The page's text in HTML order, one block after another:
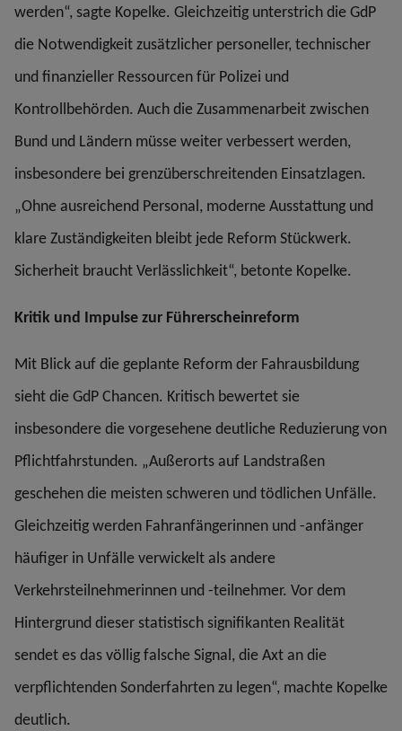
werden“, sagte Kopelke. Gleichzeitig unterstrich die GdP
die Notwendigkeit zusätzlicher personeller, technischer
und finanzieller Ressourcen für Polizei und
Kontrollbehörden. Auch die Zusammenarbeit zwischen
Bund und Ländern müsse weiter verbessert werden,
insbesondere bei grenzüberschreitenden Einsatzlagen.
„Ohne ausreichend Personal, moderne Ausstattung und
klare Zuständigkeiten bleibt jede Reform Stückwerk.
Sicherheit braucht Verlässlichkeit“, betonte Kopelke.
Kritik und Impulse zur Führerscheinreform
Mit Blick auf die geplante Reform der Fahrausbildung
sieht die GdP Chancen. Kritisch bewertet sie
insbesondere die vorgesehene deutliche Reduzierung von
Pflichtfahrstunden. „Außerorts auf Landstraßen
geschehen die meisten schweren und tödlichen Unfälle.
Gleichzeitig werden Fahranfängerinnen und -anfänger
häufiger in Unfälle verwickelt als andere
Verkehrsteilnehmerinnen und -teilnehmer. Vor dem
Hintergrund dieser statistisch signifikanten Realität
sendet es das völlig falsche Signal, die Axt an die
verpflichtenden Sonderfahrten zu legen“, machte Kopelke
deutlich.